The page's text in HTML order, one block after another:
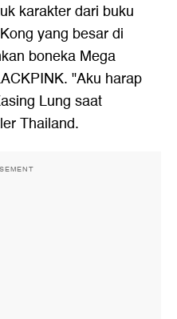
karakter dari buku
yang besar di
boneka Mega
"Aku harap
Lung saat
Thailand.